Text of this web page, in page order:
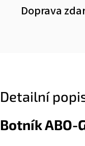
Doprava
Detailní
Botník ABO-